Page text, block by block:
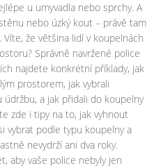
u umyvadla nebo sprchy. A
nebo úzký kout – právě tam
. Víte, že většina lidí v koupelnách
Správně navržené police
najdete konkrétní příklady, jak
prostorem, jak vybrali
a jak přidali do koupelny
zde i tipy na to, jak vyhnout
vybrat podle typu koupelny a
nevydrží ani dva roky.
aby vaše police nebyly jen